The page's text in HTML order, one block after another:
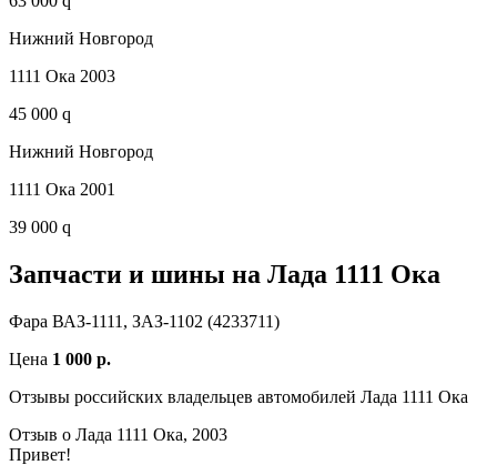
Нижний Новгород
1111 Ока 2003
45 000 q
Нижний Новгород
1111 Ока 2001
39 000 q
Запчасти и шины на Лада 1111 Ока
Фара ВАЗ-1111, ЗАЗ-1102 (4233711)
Цена 1 000 р.
Отзывы российских владельцев автомобилей Лада 1111 Ока
Отзыв о Лада 1111 Ока, 2003
Привет!